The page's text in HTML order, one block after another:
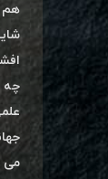
هم
چه
می